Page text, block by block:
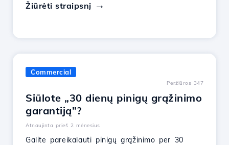
Žiūrėti straipsnį
Commercial
Peržiūros 347
Siūlote „30 dienų pinigų grąžinimo
garantiją”?
Atnaujinta prieš 2 mėnesius
Galite pareikalauti pinigų grąžinimo per 30